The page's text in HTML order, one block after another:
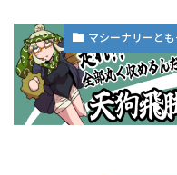
マシーナリーと